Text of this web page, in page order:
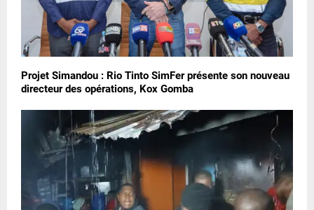
Projet Simandou : Rio Tinto SimFer présente son nouveau
directeur des opérations, Kox Gomba